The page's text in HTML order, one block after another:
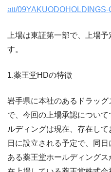
att/09YAKUODOHOLDINGS-
上場は東証第一部で、上場
す。
1.薬王堂HDの特徴
岩手県に本社のあるドラッ
で、今回の上場承認につい
ルディングは現在、存在し
日に設立される予定で、同
ある薬王堂ホールディング